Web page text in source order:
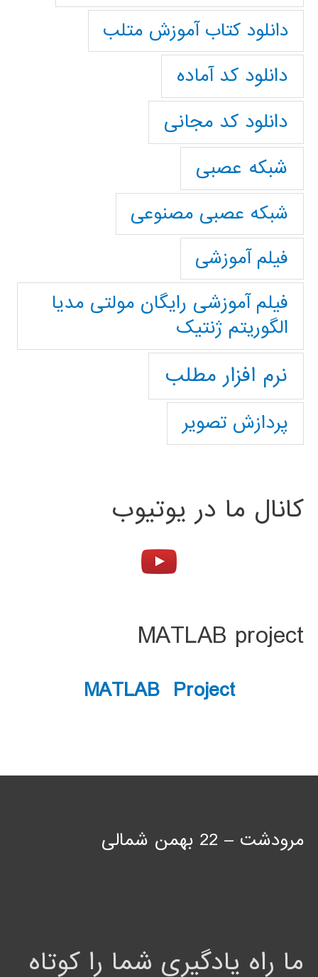
دانلود کتاب آموزش متلب
دانلود کد آماده
دانلود کد مجانی
شبکه عصبی
شبکه عصبی مصنوعی
فیلم آموزشی
فیلم آموزشی رایگان مولتی مدیا
الگوریتم ژنتیک
نرم افزار مطلب
پردازش تصویر
کانال ما در یوتیوب
MATLAB project
MATLAB Project
مرودشت – 22 بهمن شمالی
ما راه یادگیری شما را کوتاه